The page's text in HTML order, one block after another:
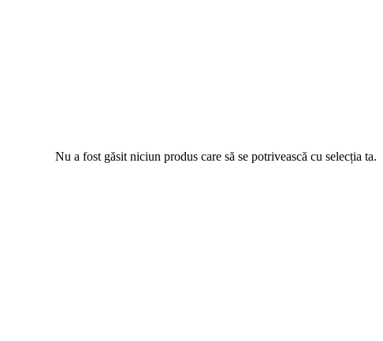
Nu a fost găsit niciun produs care să se potrivească cu selecția ta.